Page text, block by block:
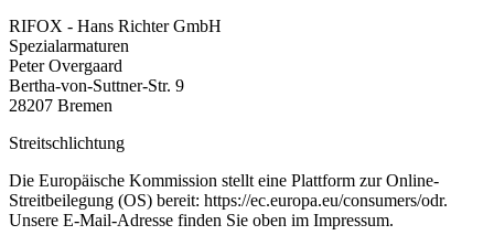
RIFOX - Hans Richter GmbH
Spezialarmaturen
Peter Overgaard
Bertha-von-Suttner-Str. 9
28207 Bremen
Streitschlichtung
Die Europäische Kommission stellt eine Plattform zur Online-
Streitbeilegung (OS) bereit: https://ec.europa.eu/consumers/odr.
Unsere E-Mail-Adresse finden Sie oben im Impressum.